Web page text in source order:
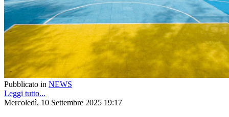
Pubblicato in NEWS
Leggi tutto...
Mercoledì, 10 Settembre 2025 19:17